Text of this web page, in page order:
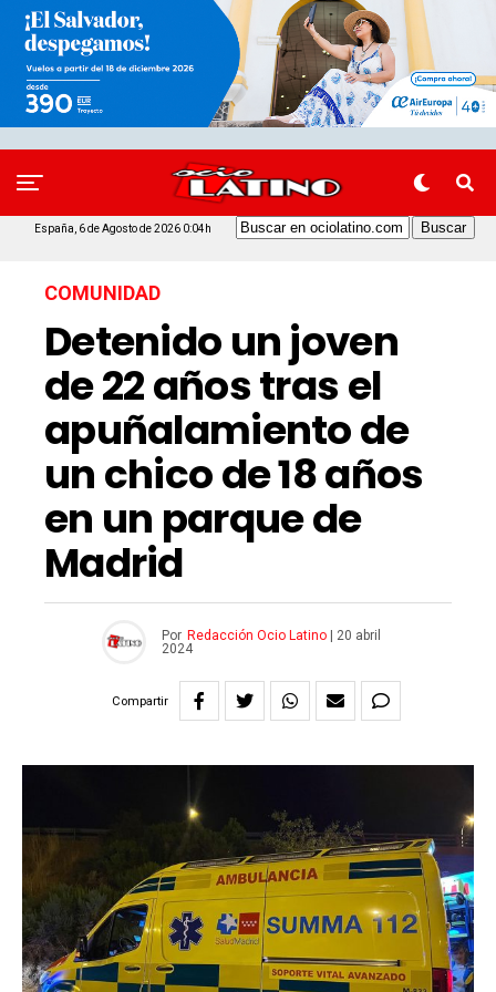
España, 6 de Agosto de 2026 0:04h
COMUNIDAD
Detenido un joven
de 22 años tras el
apuñalamiento de
un chico de 18 años
en un parque de
Madrid
Por Redacción Ocio Latino|
20 abril
2024
Compartir